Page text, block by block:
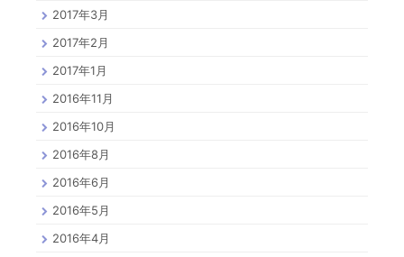
2017年3月
2017年2月
2017年1月
2016年11月
2016年10月
2016年8月
2016年6月
2016年5月
2016年4月